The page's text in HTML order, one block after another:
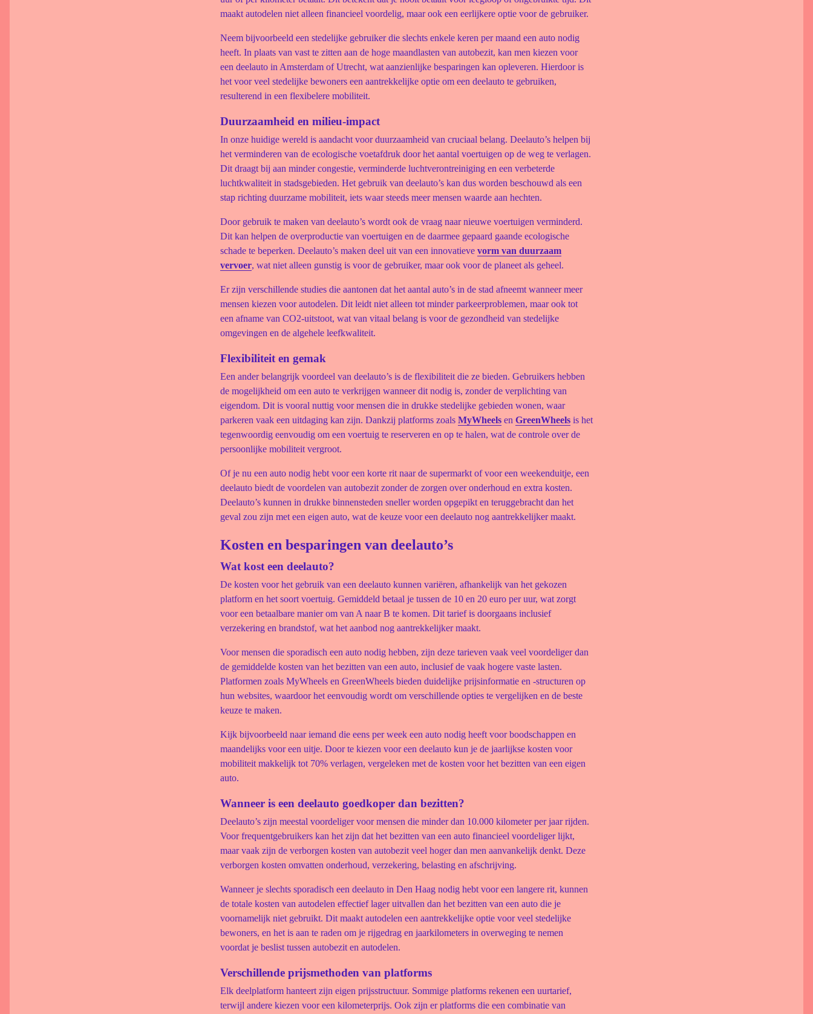
maakt autodelen niet alleen financieel voordelig, maar ook een eerlijkere optie voor de gebruiker.
Neem bijvoorbeeld een stedelijke gebruiker die slechts enkele keren per maand een auto nodig
heeft. In plaats van vast te zitten aan de hoge maandlasten van autobezit, kan men kiezen voor
een deelauto in Amsterdam of Utrecht, wat aanzienlijke besparingen kan opleveren. Hierdoor is
het voor veel stedelijke bewoners een aantrekkelijke optie om een deelauto te gebruiken,
resulterend in een flexibelere mobiliteit.
Duurzaamheid en milieu-impact
In onze huidige wereld is aandacht voor duurzaamheid van cruciaal belang. Deelauto’s helpen bij
het verminderen van de ecologische voetafdruk door het aantal voertuigen op de weg te verlagen.
Dit draagt bij aan minder congestie, verminderde luchtverontreiniging en een verbeterde
luchtkwaliteit in stadsgebieden. Het gebruik van deelauto’s kan dus worden beschouwd als een
stap richting duurzame mobiliteit, iets waar steeds meer mensen waarde aan hechten.
Door gebruik te maken van deelauto’s wordt ook de vraag naar nieuwe voertuigen verminderd.
Dit kan helpen de overproductie van voertuigen en de daarmee gepaard gaande ecologische
schade te beperken. Deelauto’s maken deel uit van een innovatieve vorm van duurzaam
vervoer, wat niet alleen gunstig is voor de gebruiker, maar ook voor de planeet als geheel.
Er zijn verschillende studies die aantonen dat het aantal auto’s in de stad afneemt wanneer meer
mensen kiezen voor autodelen. Dit leidt niet alleen tot minder parkeerproblemen, maar ook tot
een afname van CO2-uitstoot, wat van vitaal belang is voor de gezondheid van stedelijke
omgevingen en de algehele leefkwaliteit.
Flexibiliteit en gemak
Een ander belangrijk voordeel van deelauto’s is de flexibiliteit die ze bieden. Gebruikers hebben
de mogelijkheid om een auto te verkrijgen wanneer dit nodig is, zonder de verplichting van
eigendom. Dit is vooral nuttig voor mensen die in drukke stedelijke gebieden wonen, waar
parkeren vaak een uitdaging kan zijn. Dankzij platforms zoals MyWheels en GreenWheels is het
tegenwoordig eenvoudig om een voertuig te reserveren en op te halen, wat de controle over de
persoonlijke mobiliteit vergroot.
Of je nu een auto nodig hebt voor een korte rit naar de supermarkt of voor een weekenduitje, een
deelauto biedt de voordelen van autobezit zonder de zorgen over onderhoud en extra kosten.
Deelauto’s kunnen in drukke binnensteden sneller worden opgepikt en teruggebracht dan het
geval zou zijn met een eigen auto, wat de keuze voor een deelauto nog aantrekkelijker maakt.
Kosten en besparingen van deelauto’s
Wat kost een deelauto?
De kosten voor het gebruik van een deelauto kunnen variëren, afhankelijk van het gekozen
platform en het soort voertuig. Gemiddeld betaal je tussen de 10 en 20 euro per uur, wat zorgt
voor een betaalbare manier om van A naar B te komen. Dit tarief is doorgaans inclusief
verzekering en brandstof, wat het aanbod nog aantrekkelijker maakt.
Voor mensen die sporadisch een auto nodig hebben, zijn deze tarieven vaak veel voordeliger dan
de gemiddelde kosten van het bezitten van een auto, inclusief de vaak hogere vaste lasten.
Platformen zoals MyWheels en GreenWheels bieden duidelijke prijsinformatie en -structuren op
hun websites, waardoor het eenvoudig wordt om verschillende opties te vergelijken en de beste
keuze te maken.
Kijk bijvoorbeeld naar iemand die eens per week een auto nodig heeft voor boodschappen en
maandelijks voor een uitje. Door te kiezen voor een deelauto kun je de jaarlijkse kosten voor
mobiliteit makkelijk tot 70% verlagen, vergeleken met de kosten voor het bezitten van een eigen
auto.
Wanneer is een deelauto goedkoper dan bezitten?
Deelauto’s zijn meestal voordeliger voor mensen die minder dan 10.000 kilometer per jaar rijden.
Voor frequentgebruikers kan het zijn dat het bezitten van een auto financieel voordeliger lijkt,
maar vaak zijn de verborgen kosten van autobezit veel hoger dan men aanvankelijk denkt. Deze
verborgen kosten omvatten onderhoud, verzekering, belasting en afschrijving.
Wanneer je slechts sporadisch een deelauto in Den Haag nodig hebt voor een langere rit, kunnen
de totale kosten van autodelen effectief lager uitvallen dan het bezitten van een auto die je
voornamelijk niet gebruikt. Dit maakt autodelen een aantrekkelijke optie voor veel stedelijke
bewoners, en het is aan te raden om je rijgedrag en jaarkilometers in overweging te nemen
voordat je beslist tussen autobezit en autodelen.
Verschillende prijsmethoden van platforms
Elk deelplatform hanteert zijn eigen prijsstructuur. Sommige platforms rekenen een uurtarief,
terwijl andere kiezen voor een kilometerprijs. Ook zijn er platforms die een combinatie van